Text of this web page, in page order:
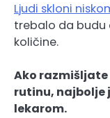
Ljudi skloni
trebalo da budu
količine.
Ako razmišljate
rutinu, najbolje
lekarom.